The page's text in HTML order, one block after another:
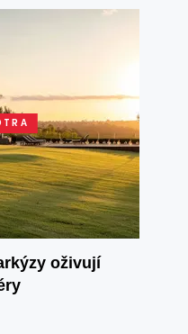
oživují